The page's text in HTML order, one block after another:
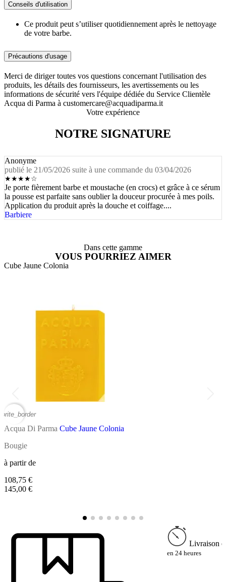
Conseils d'utilisation
Ce produit peut s’utiliser quotidiennement après le nettoyage
de votre barbe.
Précautions d'usage
Merci de diriger toutes vos questions concernant l'utilisation des
produits, les détails des fournisseurs, les avertissements ou les
informations de sécurité vers l'équipe dédiée du Service Clientèle
Acqua di Parma à customercare@acquadiparma.it
Votre expérience
NOTRE SIGNATURE
Anonyme
publié le 21/05/2026 suite à une commande du 03/04/2026
★★★★☆
Je porte fièrement barbe et moustache (en crocs) et grâce à ce sérum
la pousse est parfaite sans oublier la douceur procurée à mes poils.
Application du produit après la douche et coiffage....
Barbiere
Dans cette gamme
VOUS POURRIEZ AIMER
Cube Jaune Colonia
Acqua Di Parma Cube Jaune Colonia
Bougie
à partir de
108,75 €
145,00 €
Livraison
en 24 heures